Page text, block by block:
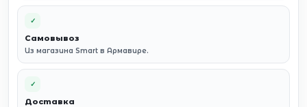
✓
Самовывоз
Из магазина Smart в Армавире.
✓
Доставка